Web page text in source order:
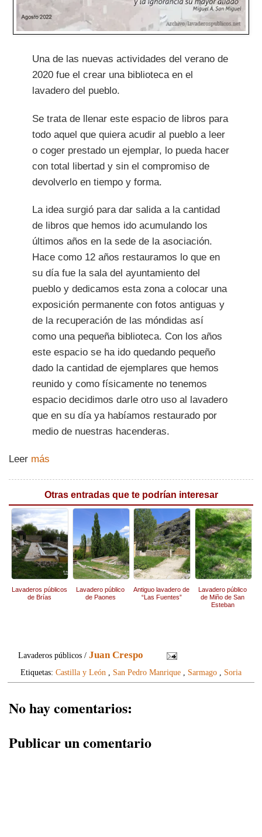
Una de las nuevas actividades del verano de
2020 fue el crear una biblioteca en el
lavadero del pueblo.
Se trata de llenar este espacio de libros para
todo aquel que quiera acudir al pueblo a leer
o coger prestado un ejemplar, lo pueda hacer
con total libertad y sin el compromiso de
devolverlo en tiempo y forma.
La idea surgió para dar salida a la cantidad
de libros que hemos ido acumulando los
últimos años en la sede de la asociación.
Hace como 12 años restauramos lo que en
su día fue la sala del ayuntamiento del
pueblo y dedicamos esta zona a colocar una
exposición permanente con fotos antiguas y
de la recuperación de las móndidas así
como una pequeña biblioteca. Con los años
este espacio se ha ido quedando pequeño
dado la cantidad de ejemplares que hemos
reunido y como físicamente no tenemos
espacio decidimos darle otro uso al lavadero
que en su día ya habíamos restaurado por
medio de nuestras hacenderas.
Leer más
Otras entradas que te podrían interesar
Lavaderos públicos
de Brías
Lavadero público
de Paones
Antiguo lavadero de
“Las Fuentes”
Lavadero público
de Miño de San
Esteban
Lavaderos públicos /Juan Crespo
Etiquetas: Castilla y León , San Pedro Manrique , Sarmago , Soria
No hay comentarios:
Publicar un comentario